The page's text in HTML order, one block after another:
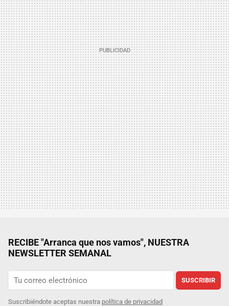
RECIBE "Arranca que nos vamos", NUESTRA
NEWSLETTER SEMANAL
SUSCRIBIR
Suscribiéndote aceptas nuestra política de privacidad